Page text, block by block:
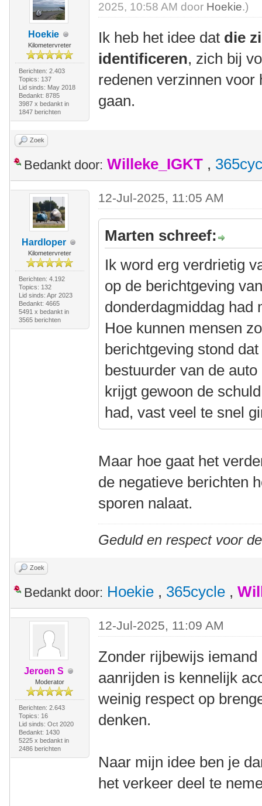
Hoekie
Kilometervreter
Berichten: 2.403
Topics: 137
Lid sinds: May 2018
Bedankt: 8785
3987 x bedankt in
1847 berichten
2025, 10:58 AM door Hoekie.)
Ik heb het idee dat die
identificeren, zich bij
redenen verzinnen voor
gaan.
Zoek
Bedankt door: Willeke_IGKT ,
Hardloper
Kilometervreter
Berichten: 4.192
Topics: 132
Lid sinds: Apr 2023
Bedankt: 4665
5491 x bedankt in
3565 berichten
12-Jul-2025, 11:05 AM
Marten schreef:
Ik word erg verdrietig
op de berichtgeving
donderdagmiddag had
Hoe kunnen mensen
berichtgeving stond
bestuurder van de
krijgt gewoon de
had, vast veel te snel
Maar hoe gaat het
de negatieve berichten
sporen nalaat.
Geduld en respect voor
Zoek
Bedankt door: Hoekie , 365cycle ,
Jeroen S
Moderator
Berichten: 2.643
Topics: 16
Lid sinds: Oct 2020
Bedankt: 1430
5225 x bedankt in
2486 berichten
12-Jul-2025, 11:09 AM
Zonder rijbewijs
aanrijden is kennelijk
weinig respect op
denken.
Naar mijn idee ben je
het verkeer deel te